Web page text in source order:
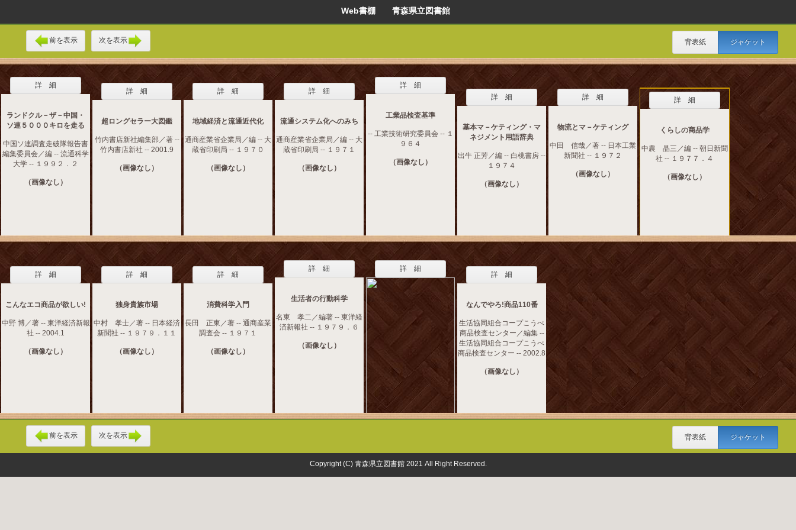
Web書棚 青森県立図書館
前を表示 次を表示 背表紙 ジャケット
詳 細
ランドクル－ザ－中国・
ソ連５０００キロを走る
中国ソ連調査走破隊報告書
編集委員会／編 -- 流通科学
大学 -- １９９２．２
（画像なし）
詳 細
超ロングセラー大図鑑
竹内書店新社編集部／著 --
竹内書店新社 -- 2001.9
（画像なし）
詳 細
地域経済と流通近代化
通商産業省企業局／編 -- 大
蔵省印刷局 -- １９７０
（画像なし）
詳 細
流通システム化へのみち
通商産業省企業局／編 -- 大
蔵省印刷局 -- １９７１
（画像なし）
詳 細
工業品検査基準
-- 工業技術研究委員会 -- １
９６４
（画像なし）
詳 細
基本マ－ケティング・マ
ネジメント用語辞典
出牛 正芳／編 -- 白桃書房 --
１９７４
（画像なし）
詳 細
物流とマ－ケティング
中田 信哉／著 -- 日本工業
新聞社 -- １９７２
（画像なし）
詳 細
くらしの商品学
中農 晶三／編 -- 朝日新聞
社 -- １９７７．４
（画像なし）
詳 細
こんなエコ商品が欲しい!
中野 博／著 -- 東洋経済新報
社 -- 2004.1
（画像なし）
詳 細
独身貴族市場
中村 孝士／著 -- 日本経済
新聞社 -- １９７９．１１
（画像なし）
詳 細
消費科学入門
長田 正東／著 -- 通商産業
調査会 -- １９７１
（画像なし）
詳 細
生活者の行動科学
名東 孝二／編著 -- 東洋経
済新報社 -- １９７９．６
（画像なし）
詳 細
詳 細
なんでやろ!商品110番
生活協同組合コープこうべ
商品検査センター／編集 --
生活協同組合コープこうべ
商品検査センター -- 2002.8
（画像なし）
前を表示 次を表示 背表紙 ジャケット
Copyright (C) 青森県立図書館 2021 All Right Reserved.